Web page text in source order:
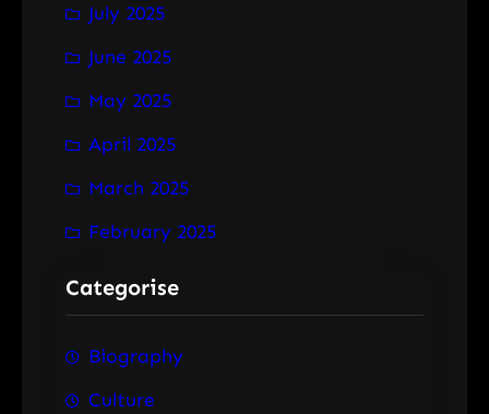
July 2025
June 2025
May 2025
April 2025
March 2025
February 2025
Categorise
Biography
Culture